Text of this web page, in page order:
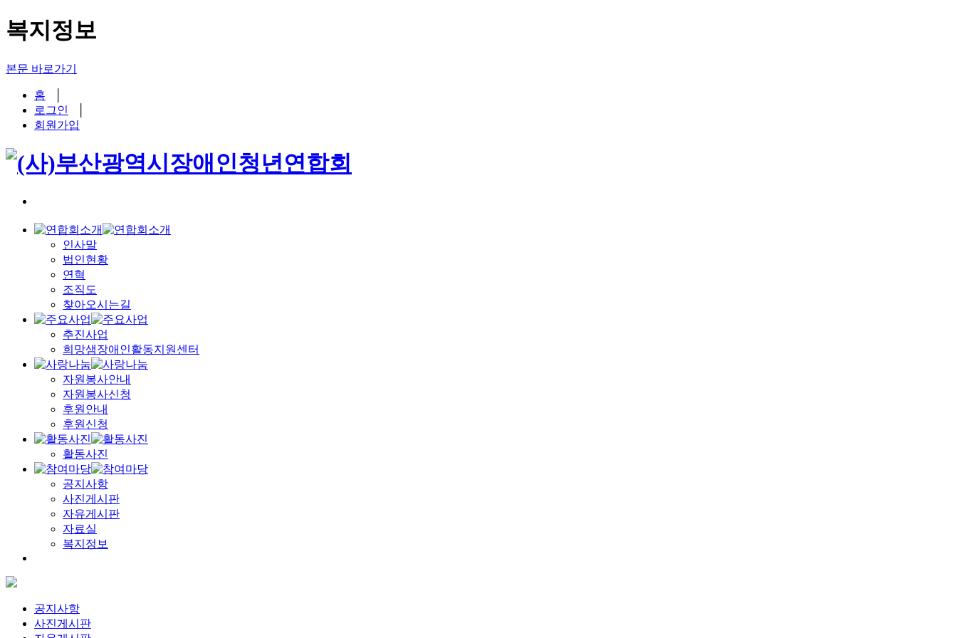
복지정보
본문 바로가기
홈
로그인
회원가입
인사말
법인현황
연혁
조직도
찾아오시는길
추진사업
희망샘장애인활동지원센터
자원봉사안내
자원봉사신청
후원안내
후원신청
활동사진
공지사항
사진게시판
자유게시판
자료실
복지정보
공지사항
사진게시판